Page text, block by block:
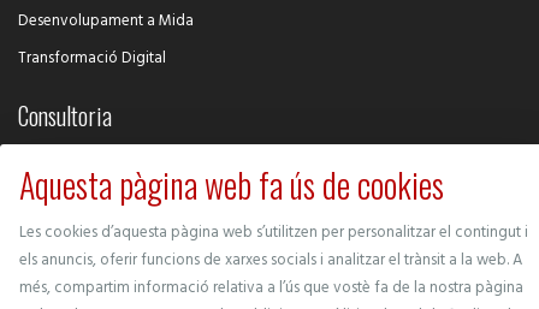
Desenvolupament a Mida
Transformació Digital
Consultoria
Intel·ligència Competitiva
Desenvolupament de Negoci
Ciberseguretat
Gestió de Projectes
Aquesta pàgina web fa ús de cookies
Les cookies d’aquesta pàgina web s’utilitzen per personalitzar el contingut i
els anuncis, oferir funcions de xarxes socials i analitzar el trànsit a la web. A
més, compartim informació relativa a l’ús que vostè fa de la nostra pàgina